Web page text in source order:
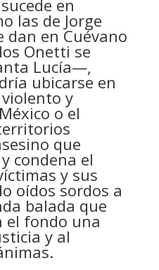
en
las de Jorge
dan en Cuévano
Onetti se
Lucía—,
ubicarse en
y
o el
que
condena el
y sus
oídos sordos a
balada que
el fondo una
y al